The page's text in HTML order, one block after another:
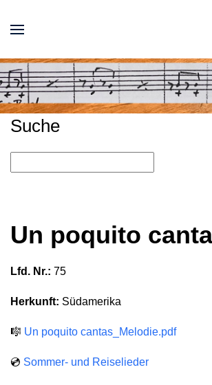
Suche
Un poquito
Lfd. Nr.: 75
Herkunft: Südamerika
🎼 Un poquito cantas_Melodie.pdf
💿 Sommer- und Reiselieder